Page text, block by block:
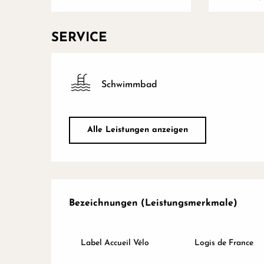
SERVICE
Schwimmbad
Alle Leistungen anzeigen
Bezeichnungen (Leistungsmerkmale)
Bezeichnungen (Leistungsmerkmale)
Label Accueil Vélo Logis de France